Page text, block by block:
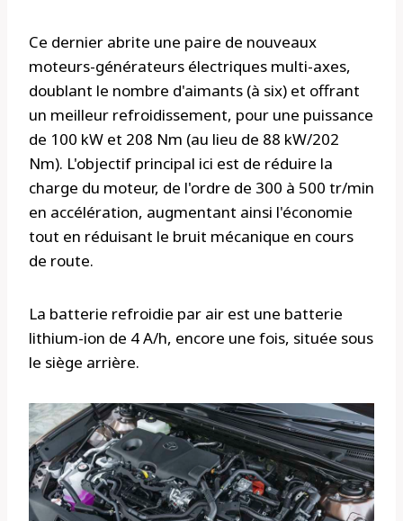
Ce dernier abrite une paire de nouveaux
moteurs-générateurs électriques multi-axes,
doublant le nombre d'aimants (à six) et offrant
un meilleur refroidissement, pour une puissance
de 100 kW et 208 Nm (au lieu de 88 kW/202
Nm). L'objectif principal ici est de réduire la
charge du moteur, de l'ordre de 300 à 500 tr/min
en accélération, augmentant ainsi l'économie
tout en réduisant le bruit mécanique en cours
de route.
La batterie refroidie par air est une batterie
lithium-ion de 4 A/h, encore une fois, située sous
le siège arrière.